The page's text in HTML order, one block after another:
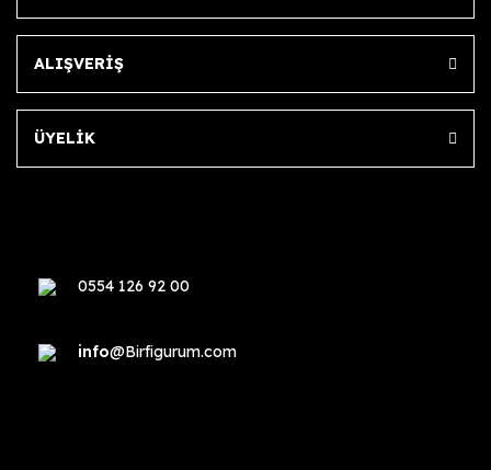
ALIŞVERİŞ
ÜYELİK
0554 126 92 00
info@Birfigurum.com